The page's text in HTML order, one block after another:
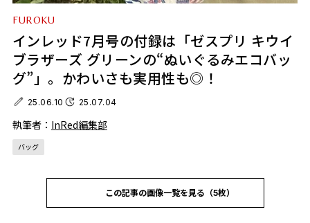
FUROKU
インレッド7月号の付録は「ゼスプリ キウイ
ブラザーズ グリーンの“ぬいぐるみエコバッ
グ”」。かわいさも実用性も◎！
25.06.10 25.07.04
執筆者： InRed編集部
バッグ
この記事の画像一覧を見る（5枚）